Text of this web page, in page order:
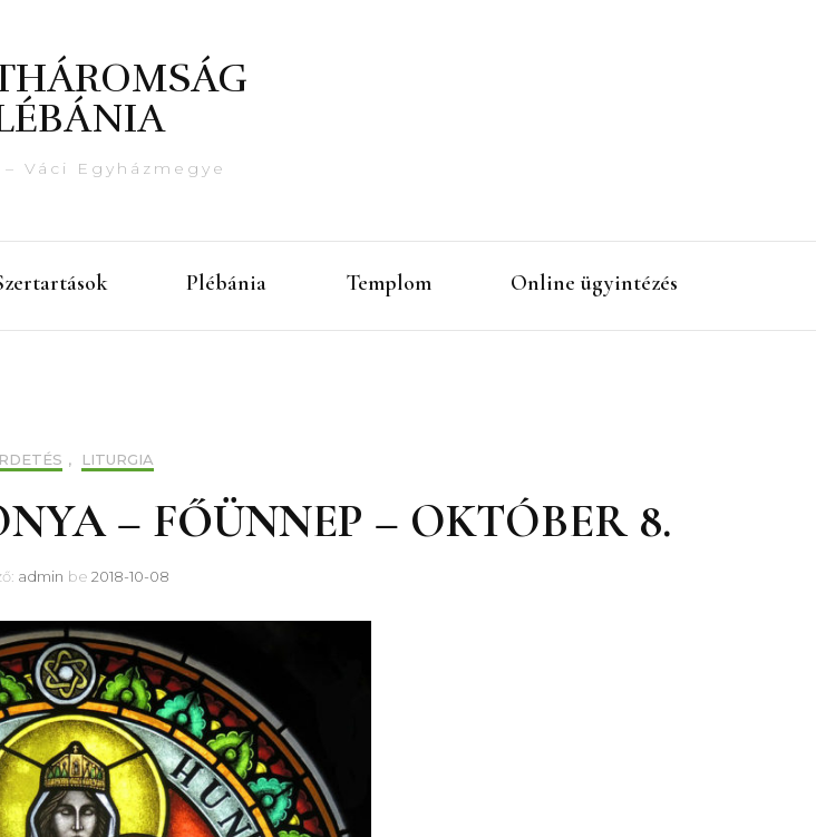
Váci Egyházmegye
Plébánia Templom Online ügyintézés
, LITURGIA
– FŐÜNNEP – OKTÓBER 8.
admin be 2018-10-08